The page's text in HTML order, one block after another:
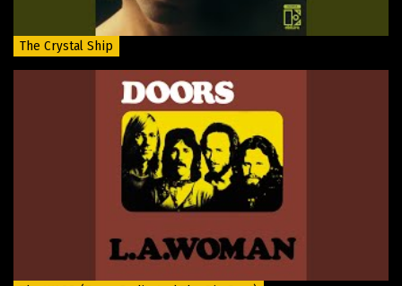
The Crystal Ship